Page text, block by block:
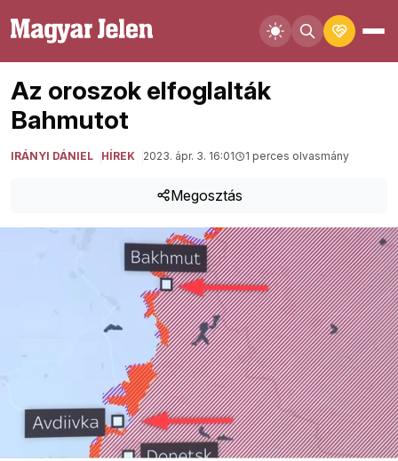
Az oroszok elfoglalták
Bahmutot
IRÁNYI DÁNIEL HÍREK 2023. ápr. 3. 16:01 1 perces olvasmány
Megosztás